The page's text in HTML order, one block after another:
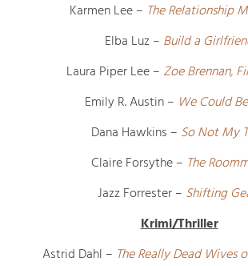
Karmen Lee – The Relationship
Elba Luz – Build a
Laura Piper Lee – Zoe Brennan,
Emily R. Austin – We Could
Dana Hawkins – So Not My
Claire Forsythe – The
Jazz Forrester – Shifting
Krimi/Thriller
Astrid Dahl – The Really Dead Wives